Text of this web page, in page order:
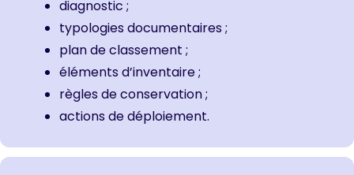
diagnostic ;
typologies documentaires ;
plan de classement ;
éléments d’inventaire ;
règles de conservation ;
actions de déploiement.